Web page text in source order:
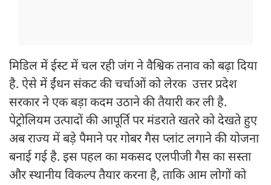
मिडिल में ईस्ट में चल रही जंग ने वैश्विक तनाव को बढ़ा दिया
है. ऐसे में ईंधन संकट की चर्चाओं को लेरक उत्तर प्रदेश
सरकार ने एक बड़ा कदम उठाने की तैयारी कर ली है.
पेट्रोलियम उत्पादों की आपूर्ति पर मंडराते खतरे को देखते हुए
अब राज्य में बड़े पैमाने पर गोबर गैस प्लांट लगाने की योजना
बनाई गई है. इस पहल का मकसद एलपीजी गैस का सस्ता
और स्थानीय विकल्प तैयार करना है, ताकि आम लोगों को